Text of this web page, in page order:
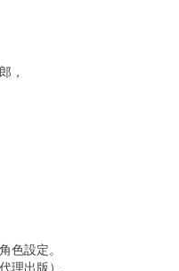
，
色設定。
理出版）、